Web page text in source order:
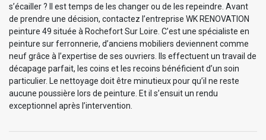
s’écailler ? Il est temps de les changer ou de les repeindre. Avant
de prendre une décision, contactez l’entreprise WK RENOVATION
peinture 49 située à Rochefort Sur Loire. C’est une spécialiste en
peinture sur ferronnerie, d’anciens mobiliers deviennent comme
neuf grâce à l’expertise de ses ouvriers. Ils effectuent un travail de
décapage parfait, les coins et les recoins bénéficient d’un soin
particulier. Le nettoyage doit être minutieux pour qu’il ne reste
aucune poussière lors de peinture. Et il s’ensuit un rendu
exceptionnel après l’intervention.